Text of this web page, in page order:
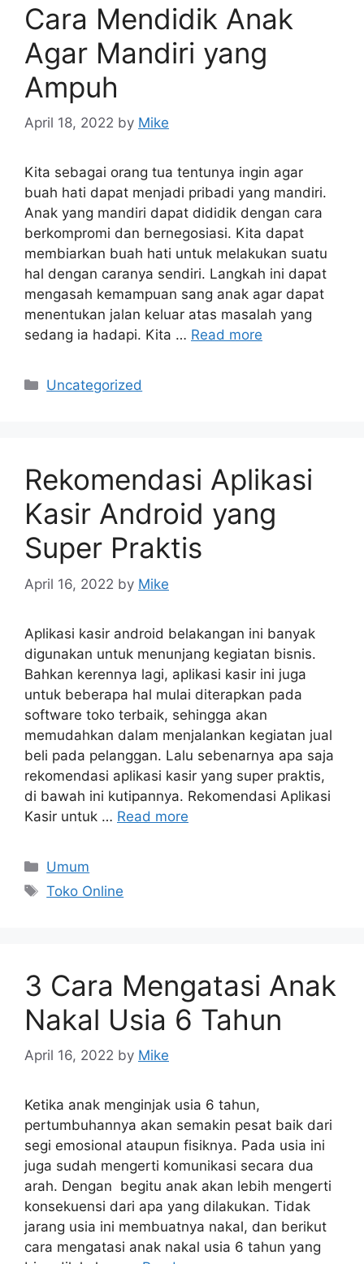
Cara Mendidik Anak
Agar Mandiri yang
Ampuh
April 18, 2022 by Mike
Kita sebagai orang tua tentunya ingin agar
buah hati dapat menjadi pribadi yang mandiri.
Anak yang mandiri dapat dididik dengan cara
berkompromi dan bernegosiasi. Kita dapat
membiarkan buah hati untuk melakukan suatu
hal dengan caranya sendiri. Langkah ini dapat
mengasah kemampuan sang anak agar dapat
menentukan jalan keluar atas masalah yang
sedang ia hadapi. Kita … Read more
Categories
Uncategorized
Rekomendasi Aplikasi
Kasir Android yang
Super Praktis
April 16, 2022 by Mike
Aplikasi kasir android belakangan ini banyak
digunakan untuk menunjang kegiatan bisnis.
Bahkan kerennya lagi, aplikasi kasir ini juga
untuk beberapa hal mulai diterapkan pada
software toko terbaik, sehingga akan
memudahkan dalam menjalankan kegiatan jual
beli pada pelanggan. Lalu sebenarnya apa saja
rekomendasi aplikasi kasir yang super praktis,
di bawah ini kutipannya. Rekomendasi Aplikasi
Kasir untuk … Read more
Categories
Umum
Tags
Toko Online
3 Cara Mengatasi Anak
Nakal Usia 6 Tahun
April 16, 2022 by Mike
Ketika anak menginjak usia 6 tahun,
pertumbuhannya akan semakin pesat baik dari
segi emosional ataupun fisiknya. Pada usia ini
juga sudah mengerti komunikasi secara dua
arah. Dengan begitu anak akan lebih mengerti
konsekuensi dari apa yang dilakukan. Tidak
jarang usia ini membuatnya nakal, dan berikut
cara mengatasi anak nakal usia 6 tahun yang